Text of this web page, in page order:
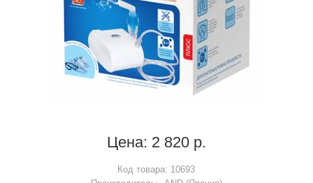
Цена: 2 820 р.
Код товара: 10693